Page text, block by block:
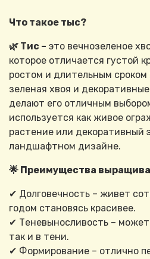
Что такое тыс?
🌿 Тис – это вечнозеленое
которое отличается густой
ростом и длительным
зеленая хвоя и
делают его отличным
используется как живое
растение или декоративный
ландшафтном дизайне.
🌟 Преимущества
✔ Долговечность – живет
годом становясь красивее.
✔ Теневыносливость –
так и в тени.
✔ Формирование – отлично